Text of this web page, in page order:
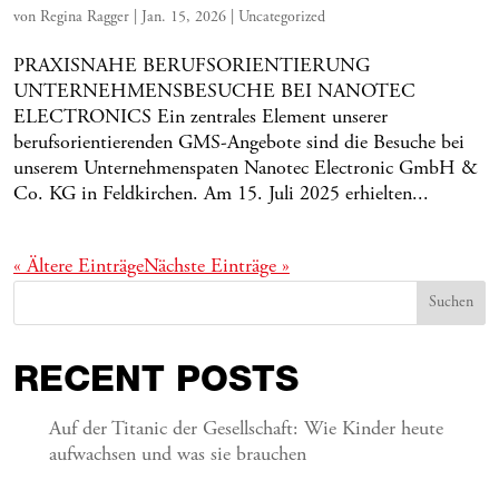
von Regina Ragger Jan. 15, 2026 Uncategorized
PRAXISNAHE BERUFSORIENTIERUNG
UNTERNEHMENSBESUCHE BEI NANOTEC
ELECTRONICS Ein zentrales Element unserer
berufsorientierenden GMS-Angebote sind die Besuche bei
unserem Unternehmenspaten Nanotec Electronic GmbH &
Co. KG in Feldkirchen. Am 15. Juli 2025 erhielten...
« Ältere EinträgeNächste Einträge »
Suchen
RECENT POSTS
Auf der Titanic der Gesellschaft: Wie Kinder heute
aufwachsen und was sie brauchen